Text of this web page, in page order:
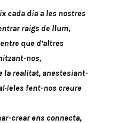
cada dia a les nostres
raigs de llum,
que d’altres
nos,
la realitat, anestesiant-
fent-nos creure
crear ens connecta,